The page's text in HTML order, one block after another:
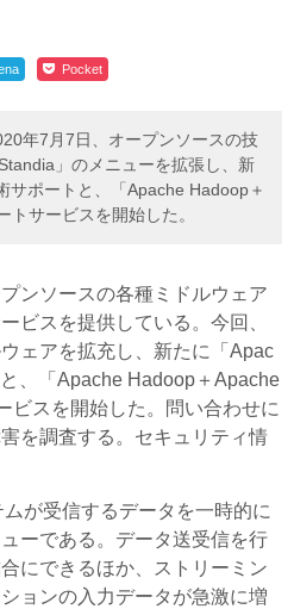
Pocket
年7月7日、オープンソースの技
」のメニューを拡張し、新
サポートと、「Apache Hadoop＋
サービスを開始した。
ンソースの各種ミドルウェア
ビスを提供している。今回、
ェアを拡充し、新たに「Apac
、「Apache Hadoop＋Apache
ビスを開始した。問い合わせに
を調査する。セキュリティ情
が受信するデータを一時的に
ーである。データ送受信を行
にできるほか、ストリーミン
ョンの入力データが急激に増